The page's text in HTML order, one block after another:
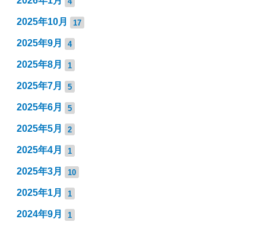
2025年10月 17
2025年9月 4
2025年8月 1
2025年7月 5
2025年6月 5
2025年5月 2
2025年4月 1
2025年3月 10
2025年1月 1
2024年9月 1